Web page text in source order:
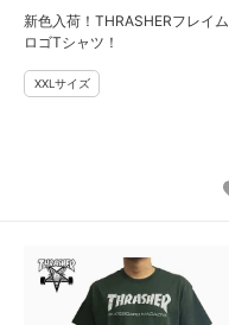
新色入荷！THRASHERフレイム
ロゴTシャツ！